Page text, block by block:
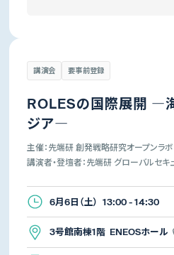
講演会 要事前登録
ROLESの国際展開 ―
ジア―
主催：先端研 創発戦略研究オープンラボ
講演者・登壇者：先端研 グローバルセキ
6月6日（土） 13:00 - 14:30
3号館南棟1階 ENEOSホール